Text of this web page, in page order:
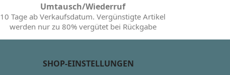
Umtausch/Wiederruf
10 Tage ab Verkaufsdatum. Vergünstigte Artikel
werden nur zu 80% vergütet bei Rückgabe
SHOP-EINSTELLUNGEN